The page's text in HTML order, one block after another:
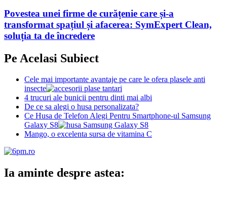
Povestea unei firme de curățenie care și-a
transformat spațiul și afacerea: SymExpert Clean,
soluția ta de încredere
Pe Acelasi Subiect
Cele mai importante avantaje pe care le ofera plasele anti
insecte
4 trucuri ale bunicii pentru dinti mai albi
De ce sa alegi o husa personalizata?
Ce Husa de Telefon Alegi Pentru Smartphone-ul Samsung
Galaxy S8
Mango, o excelenta sursa de vitamina C
Ia aminte despre astea: